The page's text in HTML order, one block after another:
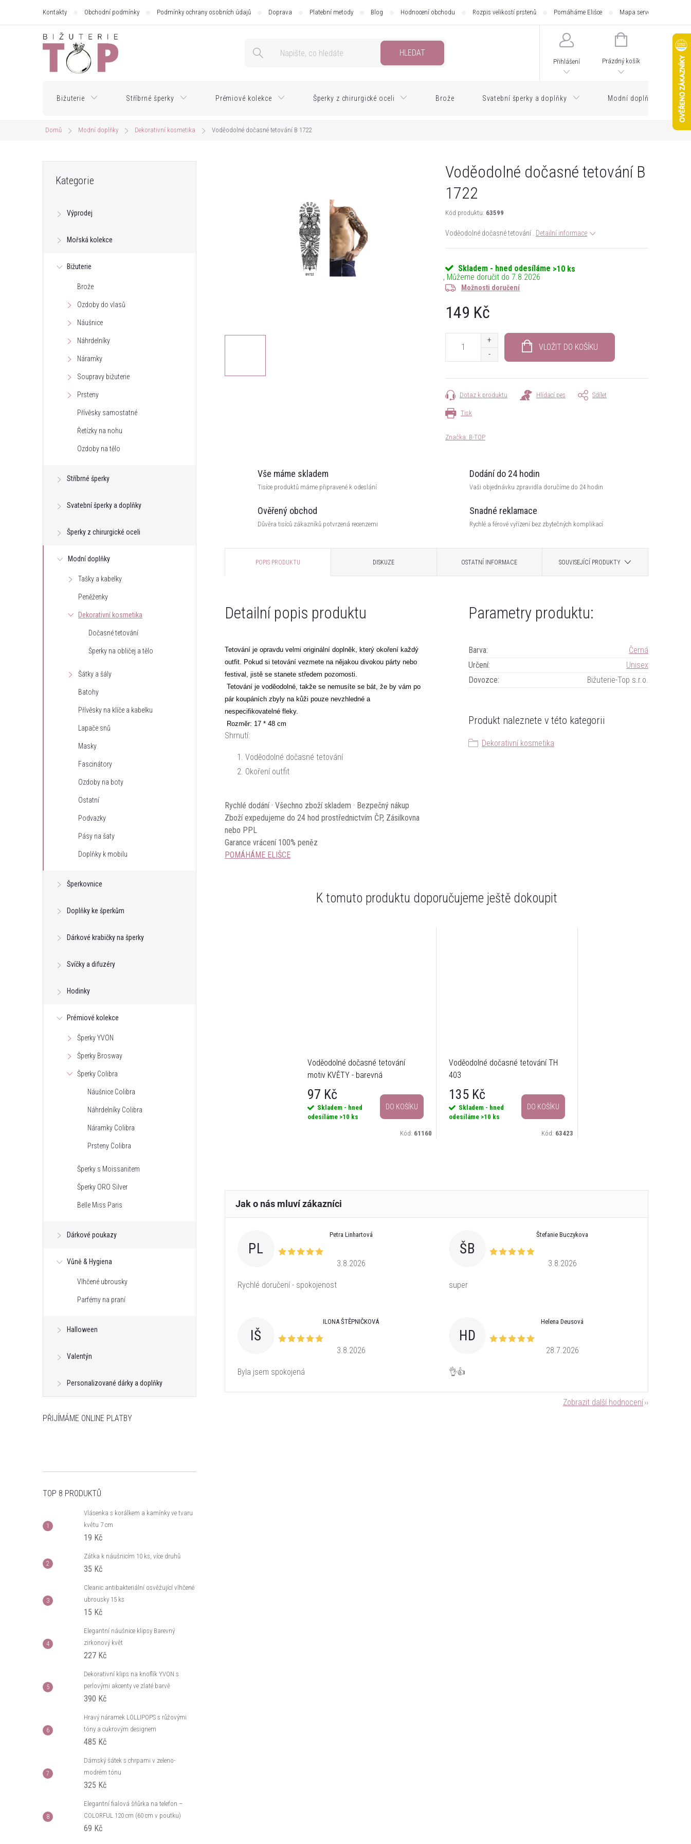
Kontakty Obchodní podmínky Podmínky ochrany osobních údajů Doprava Platební metody Blog Hodnocení obchodu Rozpis velikostí prstenů Pomáháme Elišce Mapa serveru
HLEDAT
Přihlášení
NÁKUPNÍ
Prázdný košík
Bižuterie Stříbrné šperky Prémiové kolekce Šperky z chirurgické oceli Brože Svatební šperky a doplňky Modní doplňky
Domů Modní doplňky Dekorativní kosmetika Voděodolné dočasné tetování B 1722
kategorie
Kategorie
Výprodej
Mořská kolekce
Bižuterie
Brože
Ozdoby do vlasů
Náušnice
Náhrdelníky
Náramky
Soupravy bižuterie
Prsteny
Přívěsky samostatné
Řetízky na nohu
Ozdoby na tělo
Stříbrné šperky
Svatební šperky a doplňky
Šperky z chirurgické oceli
Modní doplňky
Tašky a kabelky
Peněženky
Dekorativní kosmetika
Dočasné tetování
Šperky na obličej a tělo
Šátky a šály
Batohy
Přívěsky na klíče a kabelku
Lapače snů
Masky
Fascinátory
Ozdoby na boty
Ostatní
Podvazky
Pásy na šaty
Doplňky k mobilu
Šperkovnice
Doplňky ke šperkům
Dárkové krabičky na šperky
Svíčky a difuzéry
Hodinky
Prémiové kolekce
Šperky YVON
Šperky Brosway
Šperky Colibra
Náušnice Colibra
Náhrdelníky Colibra
Náramky Colibra
Prsteny Colibra
Šperky s Moissanitem
Šperky ORO Silver
Belle Miss Paris
Dárkové poukazy
Vůně & Hygiena
Vlhčené ubrousky
Parfémy na praní
Halloween
Valentýn
Personalizované dárky a doplňky
PŘIJÍMÁME ONLINE PLATBY
TOP 8 PRODUKTŮ
Vlásenka s korálkem a kamínky ve tvaru
květu 7 cm
19 Kč
Zátka k náušnicím 10 ks, více druhů
35 Kč
Cleanic antibakteriální osvěžující vlhčené
ubrousky 15 ks
15 Kč
Elegantní náušnice klipsy Barevný
zirkonový květ
227 Kč
Dekorativní klips na knoflík YVON s
perlovými akcenty ve zlaté barvě
390 Kč
Hravý náramek LOLLIPOPS s růžovými
tóny a cukrovým designem
485 Kč
Dámský šátek s chrpami v zeleno-
modrém tónu
325 Kč
Elegantní fialová šňůrka na telefon –
COLORFUL 120 cm (60 cm v poutku)
69 Kč
Voděodolné dočasné tetování B
1722
Kód produktu: 63599
Voděodolné dočasné tetování . Detailní informace
Skladem - hned odesíláme >10 ks
7.8.2026
Možnosti doručení
149 Kč
VLOŽIT DO KOŠÍKU
Tisk
Dotaz k produktu Hlídací pes Sdílet
Značka: B-TOP
Vše máme skladem
Tisíce produktů máme připravené k odeslání
Dodání do 24 hodin
Vaši objednávku zpravidla doručíme do 24 hodin
Ověřený obchod
Důvěra tisíců zákazníků potvrzená recenzemi
Snadné reklamace
Rychlé a férové vyřízení bez zbytečných komplikací
POPIS PRODUKTU DISKUZE OSTATNÍ INFORMACE SOUVISEJÍCÍ PRODUKTY
Detailní popis produktu
Tetování je opravdu velmi originální doplněk, který okoření každý
outfit. Pokud si tetování vezmete na nějakou divokou párty nebo
festival, jistě se stanete středem pozornosti.
Tetování je voděodolné , takže se nemusíte se bát, že by vám po
pár koupáních zbyly na kůži pouze nevzhledné a
nespecifikovatelné fleky.
Rozměr: 17 * 48 cm
Shrnutí:
Voděodolné dočasné tetování
Okoření outfit
Rychlé dodání · Všechno zboží skladem · Bezpečný nákup
Zboží expedujeme do 24 hod prostřednictvím ČP, Zásilkovna
nebo PPL
Garance vrácení 100% peněz
POMÁHÁME ELIŠCE
Parametry produktu:
Barva:
Černá
Určení:
Unisex
Dovozce: Bižuterie-Top s.r.o.
Produkt naleznete v této kategorii
Dekorativní kosmetika
K tomuto produktu doporučujeme ještě dokoupit
Voděodolné dočasné tetování
motiv KVĚTY - barevná
97 Kč
Skladem - hned
odesíláme >10 ks
DO KOŠÍKU
Kód: 61160
Voděodolné dočasné tetování TH
403
135 Kč
Skladem - hned
odesíláme >10 ks
DO KOŠÍKU
Kód: 63423
PL
Petra Linhartová
3.8.2026
Rychlé doručení - spokojenost
ŠB
Štefanie Buczykova
3.8.2026
super
IŠ
ILONA ŠTĚPNIČKOVÁ
3.8.2026
Byla jsem spokojená
HD
Helena Deusová
28.7.2026
👌👍
Zobrazit další hodnocení